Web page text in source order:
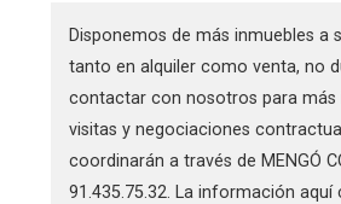
Disponemos de más inmuebles a
tanto en alquiler como venta, no
contactar con nosotros para más
visitas y negociaciones
coordinarán a través de MENGÓ
91.435.75.32. La información aquí